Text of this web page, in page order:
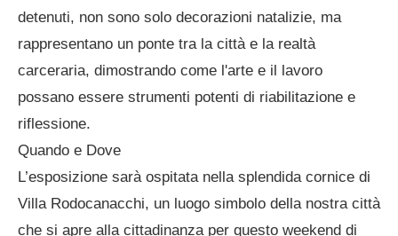
detenuti, non sono solo decorazioni natalizie, ma
rappresentano un ponte tra la città e la realtà
carceraria, dimostrando come l'arte e il lavoro
possano essere strumenti potenti di riabilitazione e
riflessione.
Quando e Dove
L’esposizione sarà ospitata nella splendida cornice di
Villa Rodocanacchi, un luogo simbolo della nostra città
che si apre alla cittadinanza per questo weekend di